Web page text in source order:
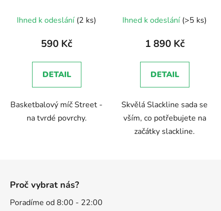
Ihned k odeslání (2 ks)
590 Kč
DETAIL
Basketbalový míč Street -
na tvrdé povrchy.
Ihned k odeslání (>5 ks)
1 890 Kč
DETAIL
Skvělá Slackline sada se
vším, co potřebujete na
začátky slackline.
Proč vybrat nás?
Poradíme od 8:00 - 22:00